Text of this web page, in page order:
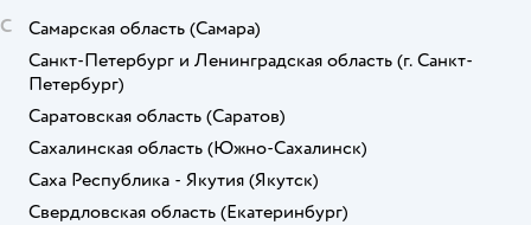
С
Самарская область (Самара)
Санкт-Петербург и Ленинградская область (г. Санкт-
Петербург)
Саратовская область (Саратов)
Сахалинская область (Южно-Сахалинск)
Саха Республика - Якутия (Якутск)
Свердловская область (Екатеринбург)